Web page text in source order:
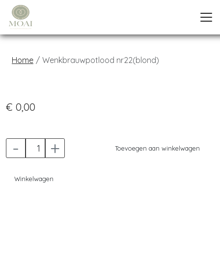
Home Wenkbrauwpotlood nr22(blond)
€ 0,00
- + Toevoegen aan winkelwagen
Winkelwagen